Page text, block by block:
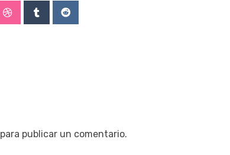
StumbleUpon
TumblrReddit
para publicar un comentario.